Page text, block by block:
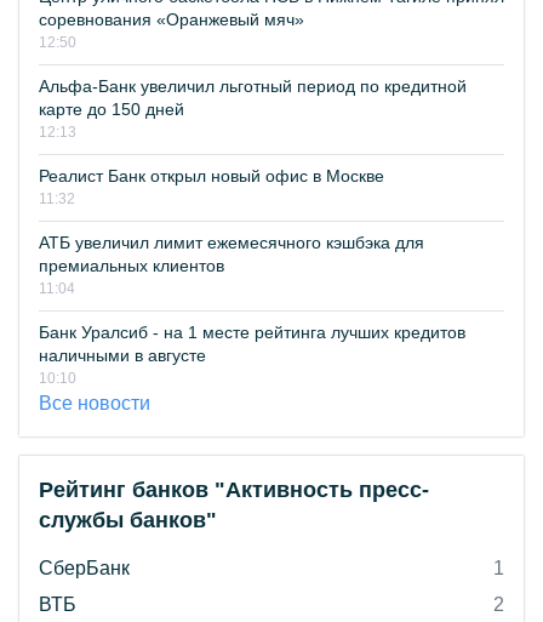
соревнования «Оранжевый мяч»
12:50
Альфа-Банк увеличил льготный период по кредитной
карте до 150 дней
12:13
Реалист Банк открыл новый офис в Москве
11:32
АТБ увеличил лимит ежемесячного кэшбэка для
премиальных клиентов
11:04
Банк Уралсиб - на 1 месте рейтинга лучших кредитов
наличными в августе
10:10
Все новости
Рейтинг банков "Активность пресс-
службы банков"
СберБанк
1
ВТБ
2